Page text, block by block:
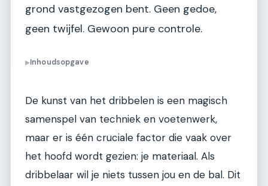
grond vastgezogen bent. Geen gedoe,
geen twijfel. Gewoon pure controle.
▶Inhoudsopgave
De kunst van het dribbelen is een magisch
samenspel van techniek en voetenwerk,
maar er is één cruciale factor die vaak over
het hoofd wordt gezien: je materiaal. Als
dribbelaar wil je niets tussen jou en de bal. Dit